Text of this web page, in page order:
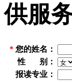
供服
* 您的姓名：
性 别：
报读专业：